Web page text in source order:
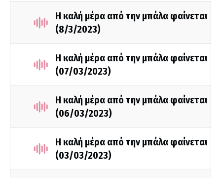
Η καλή μέρα από την μπάλα φαίνεται
(8/3/2023)
Η καλή μέρα από την μπάλα φαίνεται
(07/03/2023)
Η καλή μέρα από την μπάλα φαίνεται
(06/03/2023)
Η καλή μέρα από την μπάλα φαίνεται
(03/03/2023)